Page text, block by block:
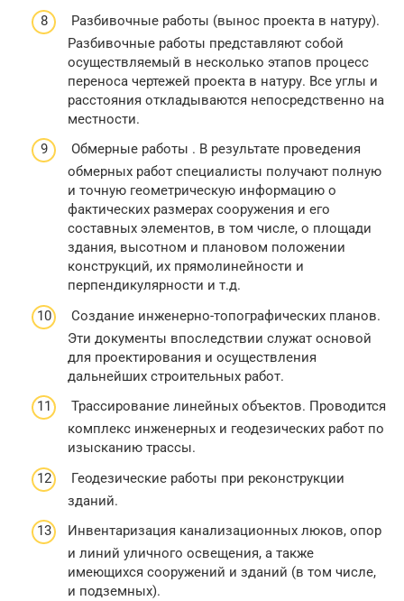
Разбивочные работы (вынос проекта в натуру).
Разбивочные работы представляют собой
осуществляемый в несколько этапов процесс
переноса чертежей проекта в натуру. Все углы и
расстояния откладываются непосредственно на
местности.
Обмерные работы . В результате проведения
обмерных работ специалисты получают полную
и точную геометрическую информацию о
фактических размерах сооружения и его
составных элементов, в том числе, о площади
здания, высотном и плановом положении
конструкций, их прямолинейности и
перпендикулярности и т.д.
Создание инженерно-топографических планов.
Эти документы впоследствии служат основой
для проектирования и осуществления
дальнейших строительных работ.
Трассирование линейных объектов. Проводится
комплекс инженерных и геодезических работ по
изысканию трассы.
Геодезические работы при реконструкции
зданий.
Инвентаризация канализационных люков, опор
и линий уличного освещения, а также
имеющихся сооружений и зданий (в том числе,
и подземных).